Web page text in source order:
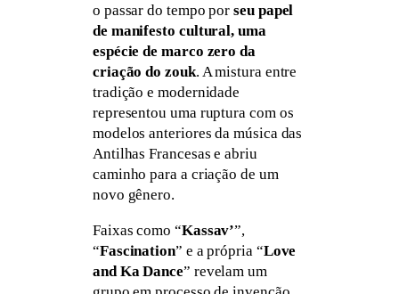
o passar do tempo porseu papel
de manifesto cultural, uma
espécie de marco zero da
criação do zouk. A mistura entre
tradição e modernidade
representou uma ruptura com os
modelos anteriores da música das
Antilhas Francesas e abriu
caminho para a criação de um
novo gênero.
Faixas como “Kassav’”,
“Fascination” e a própria “Love
and Ka Dance” revelam um